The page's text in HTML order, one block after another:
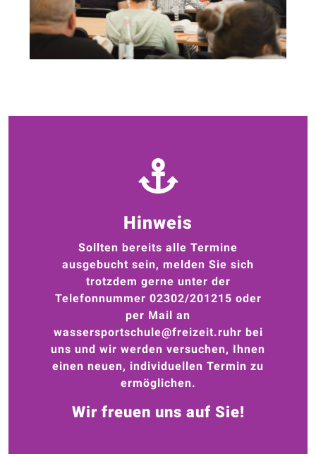
Hinweis
Sollten bereits alle Termine
ausgebucht sein, melden Sie sich
trotzdem gerne unter der
Telefonnummer 02302/201215 oder
per Mail an
wassersportschule@freizeit.ruhr bei
uns und wir werden versuchen, Ihnen
einen neuen, individuellen Termin zu
ermöglichen.
Wir freuen uns auf Sie!